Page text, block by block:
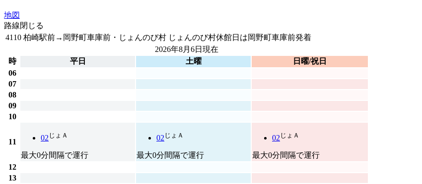
地図
路線閉じる
4110 柏崎駅前→岡野町車庫前・じょんのび村 じょんのび村休館日は岡野町車庫前発着
2026年8月6日 現在
時
平日 土曜
日曜/祝日
06
07
08
09
10
11 02 じょ Ａ
最大0分間隔で運行
02 じょ Ａ
最大0分間隔で運行
02 じょ Ａ
最大0分間隔で運行
12
13